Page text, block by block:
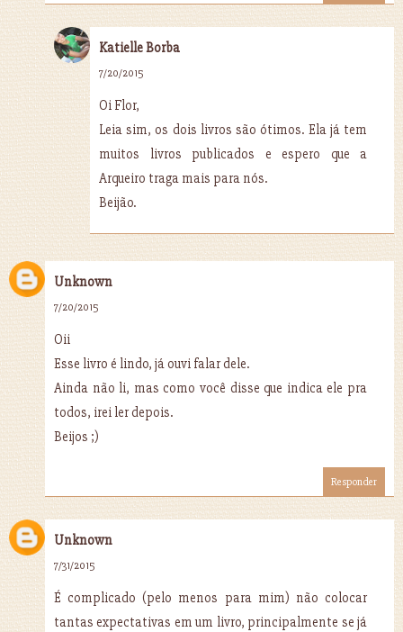
Katielle Borba
7/20/2015
Oi Flor,
Leia sim, os dois livros são ótimos. Ela já tem
muitos livros publicados e espero que a
Arqueiro traga mais para nós.
Beijão.
Unknown
7/20/2015
Oii
Esse livro é lindo, já ouvi falar dele.
Ainda não li, mas como você disse que indica ele pra
todos, irei ler depois.
Beijos ;)
Responder
Unknown
7/31/2015
É complicado (pelo menos para mim) não colocar
tantas expectativas em um livro, principalmente se já